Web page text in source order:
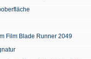
Film Blade Runner 2049